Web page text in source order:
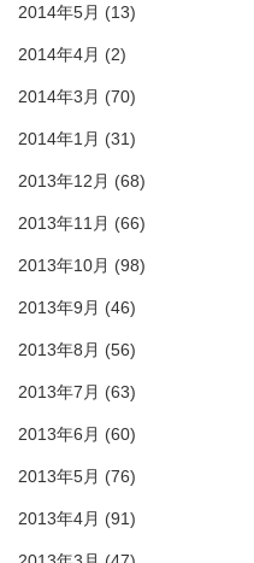
2014年5月 (13)
2014年4月 (2)
2014年3月 (70)
2014年1月 (31)
2013年12月 (68)
2013年11月 (66)
2013年10月 (98)
2013年9月 (46)
2013年8月 (56)
2013年7月 (63)
2013年6月 (60)
2013年5月 (76)
2013年4月 (91)